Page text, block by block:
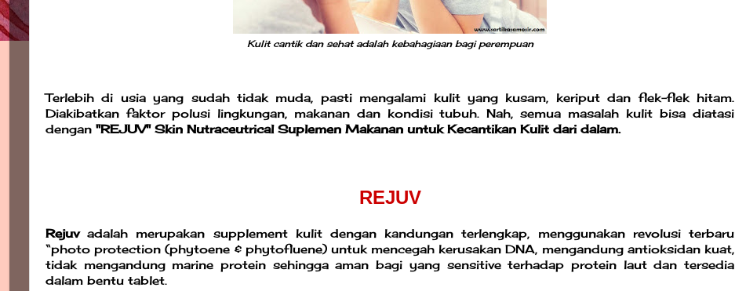
Kulit cantik dan sehat adalah kebahagiaan bagi perempuan
Terlebih di usia yang sudah tidak muda, pasti mengalami kulit yang kusam, keriput dan flek-flek hitam.
Diakibatkan faktor polusi lingkungan, makanan dan kondisi tubuh. Nah, semua masalah kulit bisa diatasi
dengan "REJUV" Skin Nutraceutrical Suplemen Makanan untuk Kecantikan Kulit dari dalam.
REJUV
Rejuvadalah merupakan supplement kulit dengan kandungan terlengkap, menggunakan revolusi terbaru
“photo protection (phytoene & phytofluene) untuk mencegah kerusakan DNA, mengandung antioksidan kuat,
tidak mengandung marine protein sehingga aman bagi yang sensitive terhadap protein laut dan tersedia
dalam bentu tablet.